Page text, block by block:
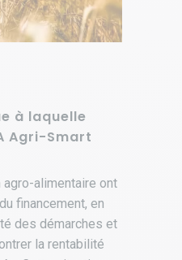
à laquelle
Agri-Smart
alimentaire ont
financement, en
des démarches et
la rentabilité